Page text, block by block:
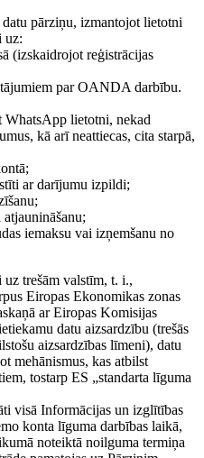
pārziņu, izmantojot lietotni
uz:
(izskaidrojot reģistrācijas
par OANDA darbību.
WhatsApp lietotni, nekad
kā arī neattiecas, cita starpā,
ar darījumu izpildi;
iemaksu vai izņemšanu no
uz trešām valstīm, t. i.,
Eiropas Ekonomikas zonas
ar Eiropas Komisijas
datu aizsardzību (trešās
aizsardzības līmeni), datu
mehānismus, kas atbilst
tostarp ES „standarta līguma
visā Informācijas un izglītības
konta līguma darbības laikā,
noteiktā noilguma termiņa